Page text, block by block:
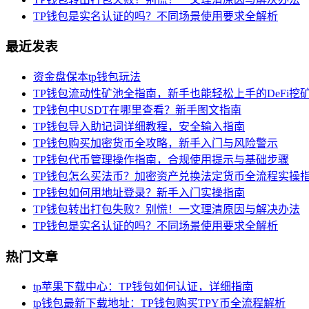
TP钱包是实名认证的吗？不同场景使用要求全解析
最近发表
资金盘保本tp钱包玩法
TP钱包流动性矿池全指南，新手也能轻松上手的DeFi挖
TP钱包中USDT在哪里查看？新手图文指南
TP钱包导入助记词详细教程，安全输入指南
TP钱包购买加密货币全攻略，新手入门与风险警示
TP钱包代币管理操作指南，合规使用提示与基础步骤
TP钱包怎么买法币？加密资产兑换法定货币全流程实操
TP钱包如何用地址登录？新手入门实操指南
TP钱包转出打包失败？别慌！一文理清原因与解决办法
TP钱包是实名认证的吗？不同场景使用要求全解析
热门文章
tp苹果下载中心：TP钱包如何认证，详细指南
tp钱包最新下载地址：TP钱包购买TPY币全流程解析